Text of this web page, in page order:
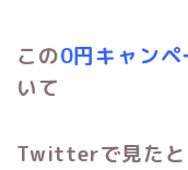
この0円キャンペ
いて
Twitterで見たと